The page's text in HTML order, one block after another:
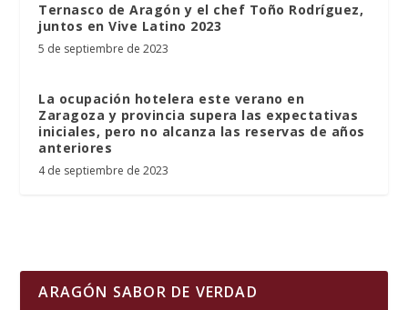
Ternasco de Aragón y el chef Toño Rodríguez,
juntos en Vive Latino 2023
5 de septiembre de 2023
La ocupación hotelera este verano en
Zaragoza y provincia supera las expectativas
iniciales, pero no alcanza las reservas de años
anteriores
4 de septiembre de 2023
ARAGÓN SABOR DE VERDAD